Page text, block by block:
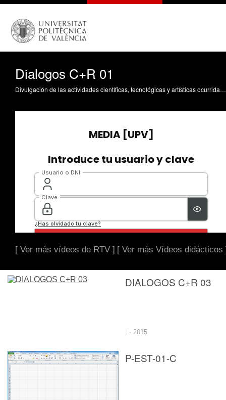
Dialogos C+R 01
Divulgación de las actividades científicas, tecnológicas y artísticas ocurridas en los tres campus de la UPV
[ Ver más vídeos de RTV ] [ Ver más Vídeos didácticos
DIALOGOS C+R 03
: · 2015
P-EST-01-C